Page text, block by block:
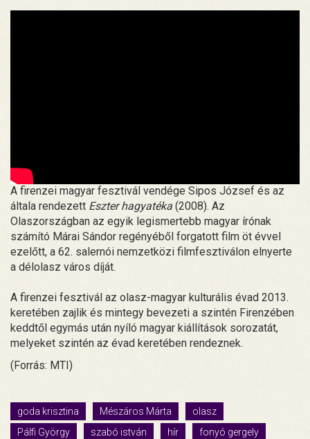
A firenzei magyar fesztivál vendége Sipos József és az
általa rendezett Eszter hagyatéka (2008). Az
Olaszországban az egyik legismertebb magyar írónak
számító Márai Sándor regényéből forgatott film öt évvel
ezelőtt, a 62. salernói nemzetközi filmfesztiválon elnyerte
a délolasz város díját.
A firenzei fesztivál az olasz-magyar kulturális évad 2013.
keretében zajlik és mintegy bevezeti a szintén Firenzében
keddtől egymás után nyíló magyar kiállítások sorozatát,
melyeket szintén az évad keretében rendeznek.
(Forrás: MTI)
goda krisztina Mészáros Márta
olasz
Pálfi György
szabó istván hír
fonyó gergely